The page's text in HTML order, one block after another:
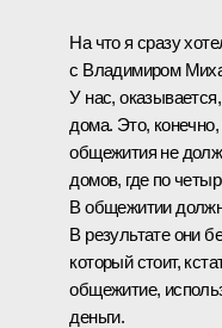
На что я сразу
с Владимиром
У нас,
дома. Это,
общежития не
домов, где по
В общежитии
В результате они
который стоит,
общежитие,
деньги.